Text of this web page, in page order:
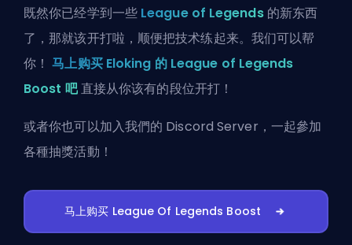
既然你已经学到一些 League of Legends的新东西
了，那就该开打啦，顺便把技术练起来。我们可以帮
你！马上购买 Eloking 的 League of Legends
Boost 吧直接从你该有的段位开打！
或者你也可以加入我們的 Discord Server ，一起參加
各種抽獎活動！
马上购买 League Of Legends Boost